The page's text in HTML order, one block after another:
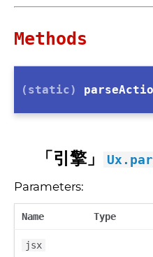
Methods
(static)
「引擎」
Parameters:
Name Type
jsx